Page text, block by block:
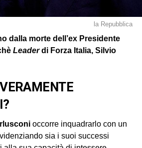
la Repubblica
dalla morte dell’ex Presidente
Leaderdi Forza Italia, Silvio
occorre inquadrarlo con un
sia i suoi successi